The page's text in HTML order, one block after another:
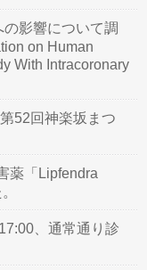
影響について調
on Human
With Intracoronary
52回神楽坂まつ
薬「Lipfendra
、通常通り診